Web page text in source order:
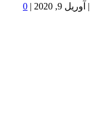
| آوریل 9, 2020 |
0